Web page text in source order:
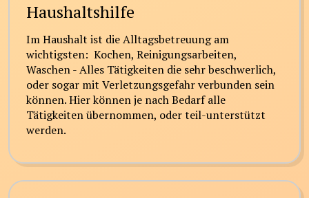
Haushaltshilfe
Im Haushalt ist die Alltagsbetreuung am
wichtigsten: Kochen, Reinigungsarbeiten,
Waschen - Alles Tätigkeiten die sehr beschwerlich,
oder sogar mit Verletzungsgefahr verbunden sein
können. Hier können je nach Bedarf alle
Tätigkeiten übernommen, oder teil-unterstützt
werden.